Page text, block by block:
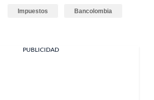
Impuestos Bancolombia
PUBLICIDAD